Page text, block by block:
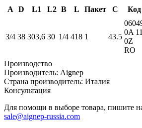
A D L1 L2 B L Пакет С Код
3/4 38 303,6 30 1/4 418 1 43.5
0A 11
0Z
RO
Производство
Производитель: Aignep
Страна производитель: Италия
Консультация
Для помощи в выборе товара, пишите
sale@aignep-russia.com